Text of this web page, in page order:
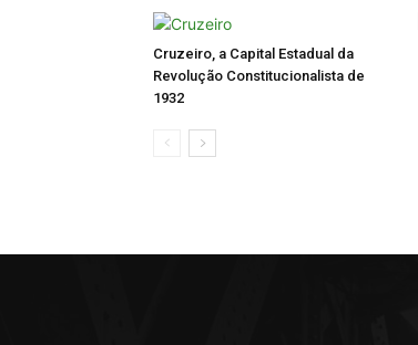
Cruzeiro, a Capital Estadual da
Revolução Constitucionalista de
1932